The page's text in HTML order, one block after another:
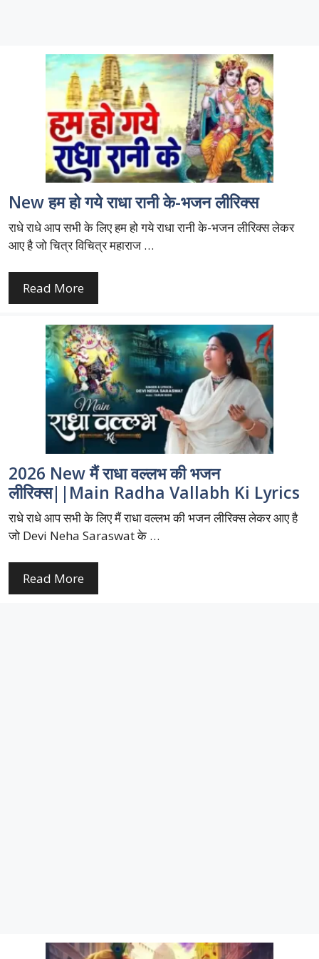
New हम हो गये राधा रानी के-भजन लीरिक्स
राधे राधे आप सभी के लिए हम हो गये राधा रानी के-भजन लीरिक्स लेकर
आए है जो चित्र विचित्र महाराज …
Read More
2026 New मैं राधा वल्लभ की भजन
लीरिक्स||Main Radha Vallabh Ki Lyrics
राधे राधे आप सभी के लिए मैं राधा वल्लभ की भजन लीरिक्स लेकर आए है
जो Devi Neha Saraswat के …
Read More